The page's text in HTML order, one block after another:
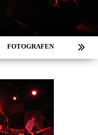
FOTOGRAFEN
DE KROSSE
VEENEMA
DEKKER
DE VRIES